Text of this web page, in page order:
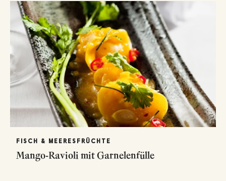
FISCH & MEERESFRÜCHTE
Mango-Ravioli mit Garnelenfülle